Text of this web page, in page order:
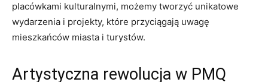
placówkami kulturalnymi,⁤ możemy⁣ tworzyć unikatowe
wydarzenia i⁤ projekty, które przyciągają uwagę
mieszkańców miasta i ‌turystów.
Artystyczna rewolucja w PMQ